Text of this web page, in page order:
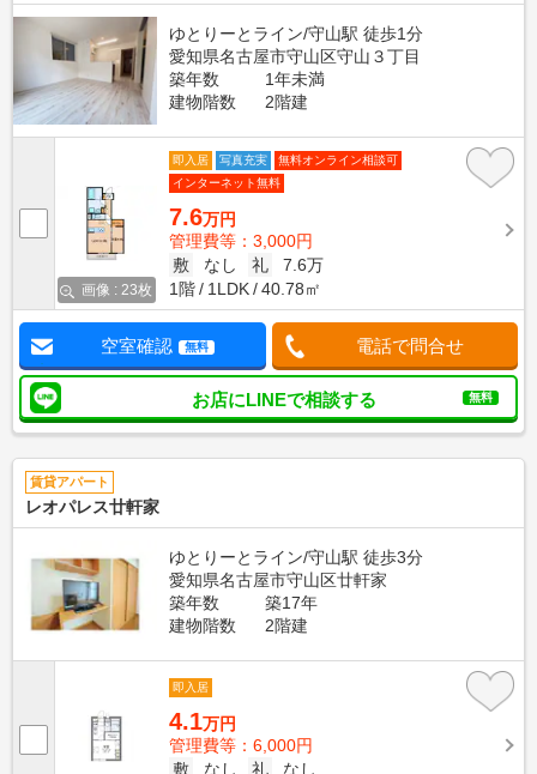
ゆとりーとライン/守山駅 徒歩1分
愛知県名古屋市守山区守山３丁目
築年数
1年未満
建物階数
2階建
画像 : 23枚
即入居 写真充実
無料オンライン相談可
インターネット無料
7.6万円
管理費等：3,000円
敷
なし 礼
7.6万
1階
1LDK 40.78㎡
空室確認 無料 電話で問合せ
お店にLINEで相談する 無料
賃貸アパート
レオパレス廿軒家
ゆとりーとライン/守山駅 徒歩3分
愛知県名古屋市守山区廿軒家
築年数
築17年
建物階数
2階建
即入居
4.1万円
管理費等：6,000円
敷
なし 礼
なし